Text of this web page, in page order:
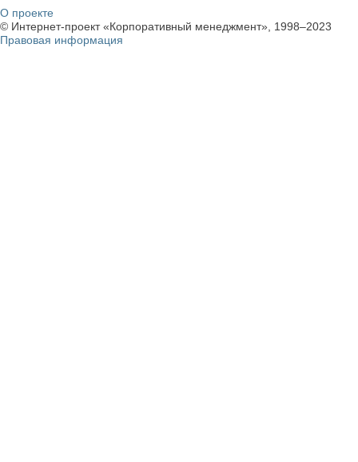
О проекте
© Интернет-проект «Корпоративный менеджмент», 1998–2023
Правовая информация